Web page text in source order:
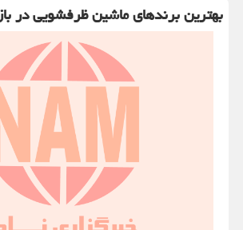
بهترین برندهای ماشین ظرفشویی در